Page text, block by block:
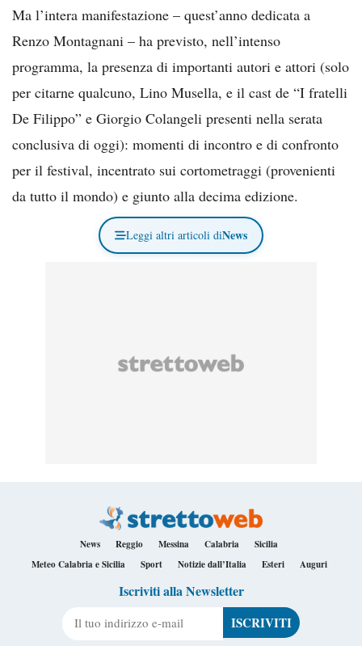
Ma l’intera manifestazione – quest’anno dedicata a
Renzo Montagnani – ha previsto, nell’intenso
programma, la presenza di importanti autori e attori (solo
per citarne qualcuno, Lino Musella, e il cast de “I fratelli
De Filippo” e Giorgio Colangeli presenti nella serata
conclusiva di oggi): momenti di incontro e di confronto
per il festival, incentrato sui cortometraggi (provenienti
da tutto il mondo) e giunto alla decima edizione.
Leggi altri articoli diNews
News Reggio Messina Calabria
Sicilia
Meteo Calabria e Sicilia
Sport Notizie dall’Italia Esteri Auguri
Iscriviti alla Newsletter